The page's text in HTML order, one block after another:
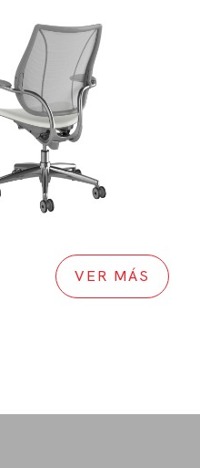
VER MÁS